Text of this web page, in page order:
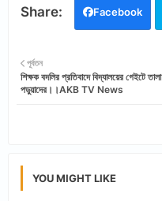
Facebook
পূর্বতন
শিক্ষক বদলির প্রতিবাদে বিদ্যালয়ের গেইটে তালা
পড়ুয়াদের।।AKB TV News
YOU MIGHT LIKE